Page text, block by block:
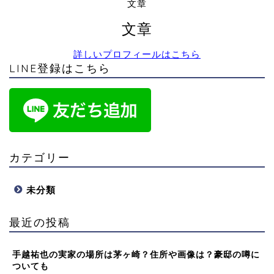
文章
文章
詳しいプロフィールはこちら
LINE登録はこちら
カテゴリー
未分類
最近の投稿
手越祐也の実家の場所は茅ヶ崎？住所や画像は？豪邸の噂に
ついても